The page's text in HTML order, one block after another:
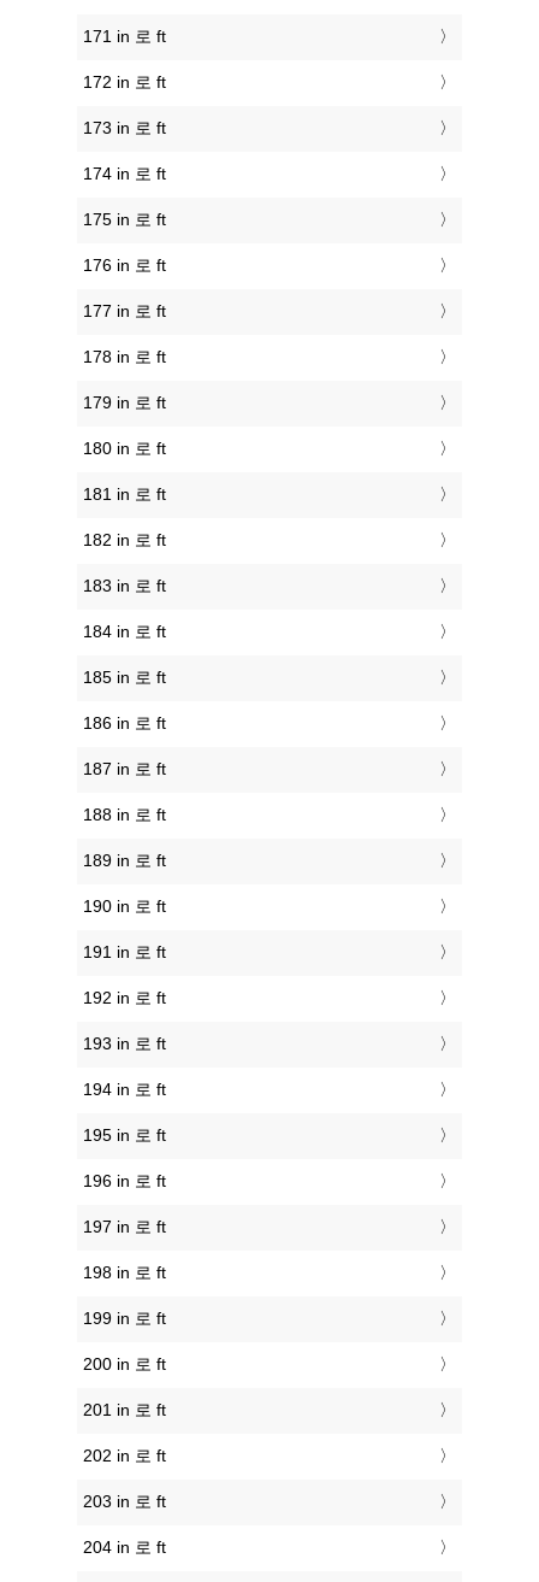
171 in 로 ft
172 in 로 ft
173 in 로 ft
174 in 로 ft
175 in 로 ft
176 in 로 ft
177 in 로 ft
178 in 로 ft
179 in 로 ft
180 in 로 ft
181 in 로 ft
182 in 로 ft
183 in 로 ft
184 in 로 ft
185 in 로 ft
186 in 로 ft
187 in 로 ft
188 in 로 ft
189 in 로 ft
190 in 로 ft
191 in 로 ft
192 in 로 ft
193 in 로 ft
194 in 로 ft
195 in 로 ft
196 in 로 ft
197 in 로 ft
198 in 로 ft
199 in 로 ft
200 in 로 ft
201 in 로 ft
202 in 로 ft
203 in 로 ft
204 in 로 ft